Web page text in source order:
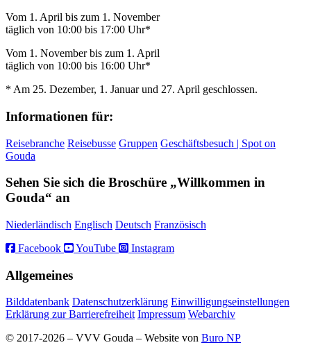
Vom 1. April bis zum 1. November
täglich von 10:00 bis 17:00 Uhr*
Vom 1. November bis zum 1. April
täglich von 10:00 bis 16:00 Uhr*
* Am 25. Dezember, 1. Januar und 27. April geschlossen.
Informationen für:
Reisebranche Reisebusse Gruppen Geschäftsbesuch | Spot on
Gouda
Sehen Sie sich die Broschüre „Willkommen in
Gouda“ an
Niederländisch Englisch Deutsch Französisch
Facebook
YouTube Instagram
Allgemeines
Bilddatenbank Datenschutzerklärung Einwilligungseinstellungen
Erklärung zur Barrierefreiheit Impressum Webarchiv
© 2017-2026 – VVV Gouda – Website von Buro NP